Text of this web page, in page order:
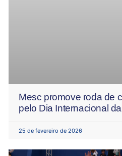
Mesc promove roda de
pelo Dia Internacional
25 de fevereiro de 2026